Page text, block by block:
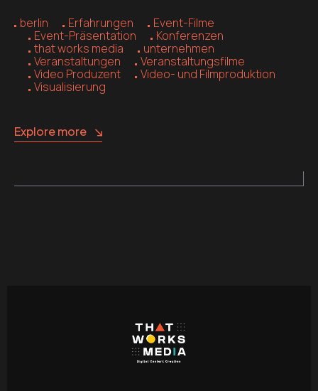
berlin Erfahrungen
Event-Filme
Event-Präsentation
Konferenzen
that works media
unternehmen
Veranstaltungen
Veranstaltungsfilme
Video Produzent
Video- und Filmproduktion
Visualisierung
Explore more